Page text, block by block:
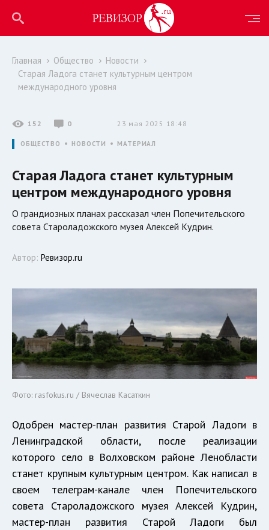
Главная Общество
Новости
Старая Ладога станет культурным центром
международного уровня
152 0 23 мая 2025 18:48
ОБЩЕСТВО НОВОСТИ МАТЕРИАЛ
Старая Ладога станет культурным
центром международного уровня
О грандиозных планах рассказал член Попечительского
совета Староладожского музея Алексей Кудрин.
Автор: Ревизор.ru
Фото: rasfokus.ru / Вячеслав Касаткин
Одобрен мастер-план развития Старой Ладоги в
Ленинградской области, после реализации
которого село в Волховском районе Ленобласти
станет крупным культурным центром. Как написал в
своем телеграм-канале член Попечительского
совета Староладожского музея Алексей Кудрин,
мастер-план развития Старой Ладоги был